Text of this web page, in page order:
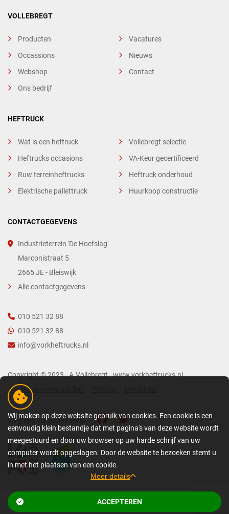
VOLLEBREGT
Producten
Occassions
Webshop
Ons bedrijf
Vacatures
Nieuws
Contact
HEFTRUCK
Wat is een heftruck
Heftrucks occasions
Ruw terreinheftrucks
Elektrische pallettruck
Vollebregt selectie
VA-Keur gecertificeerd
Heftruck onderhoud
Huurkoop constructie
CONTACTGEGEVENS
Industrieterrein 'De Hoefslag'
Marconistraat 5
2665 JE - Bleiswijk
Alle contactgegevens
010 521 32 88
010 521 32 88
info@vorkheftrucks.nl
Copyright © 2023 - A.Vollebregt - www.vorkheftrucks.nl
Algemene voorwaarden
Volg ons via socialmedia:
Bekijk gerelateerde pagina’s
Wij maken op deze website gebruik van cookies. Een cookie is een
eenvoudig klein bestandje dat met pagina's van deze website wordt
meegestuurd en door uw browser op uw harde schrijf van uw
computer wordt opgeslagen. Door de website te bezoeken stemt u
in met het plaatsen van een cookie.
Meer details
Een cookie is een eenvoudig klein bestandje dat met pagina's van deze
ACCEPTEREN